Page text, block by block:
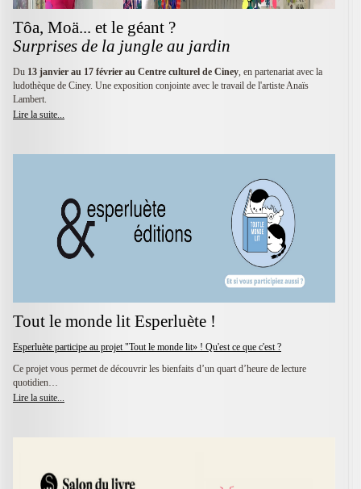
Tôa, Moä... et le géant ?
Surprises de la jungle au jardin
Du 13 janvier au 17 février au Centre culturel de Ciney, en partenariat avec la
ludothèque de Ciney. Une exposition conjointe avec le travail de l'artiste Anaïs
Lambert.
Lire la suite...
Tout le monde lit Esperluète !
Esperluète participe au projet "Tout le monde lit» ! Qu'est ce que c'est ?
Ce projet vous permet de découvrir les bienfaits d’un quart d’heure de lecture
quotidien…
Lire la suite...